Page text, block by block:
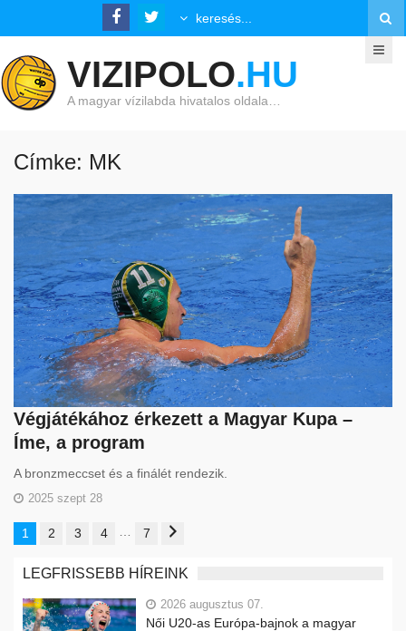
VIZIPOLO.HU
A magyar vízilabda hivatalos oldala…
Címke: MK
Végjátékához érkezett a Magyar Kupa –
Íme, a program
A bronzmeccset és a finálét rendezik.
2025 szept 28
1 2 3 4 7
LEGFRISSEBB HÍREINK
2026 augusztus 07.
Női U20-as Európa-bajnok a magyar